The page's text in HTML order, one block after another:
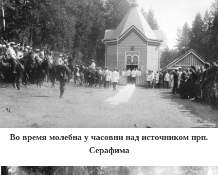
Во время молебна у часовни над источником прп.
Серафима